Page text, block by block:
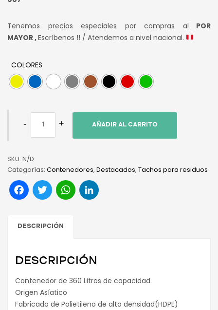
Tenemos precios especiales por compras al POR
MAYOR ,Escríbenos !! / Atendemos a nivel nacional.
COLORES
AÑADIR AL CARRITO
SKU: N/D
Categorías: Contenedores, Destacados, Tachos para residuos
Facebook
TwitterWhatsApp
DESCRIPCIÓN
DESCRIPCIÓN
Contenedor de 360 Litros de capacidad.
Origen Asíatico
Fabricado de Polietileno de alta densidad(HDPE)